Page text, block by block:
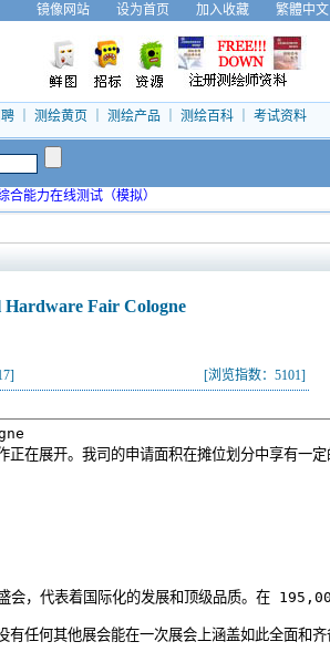
镜像网站 设为首页 加入收藏 繁體中文
｜ 测绘黄页 测绘产品 测绘百科｜ 考试资料
合能力在线测试（模拟）
Fair Cologne
[浏览指数：5101]